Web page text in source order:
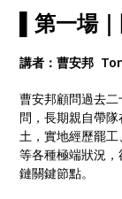
▌第一場｜
講者：曹安邦
曹安邦顧問過去
問，長期親自帶
土，實地經歷罷
等各種極端狀況
鏈關鍵節點。